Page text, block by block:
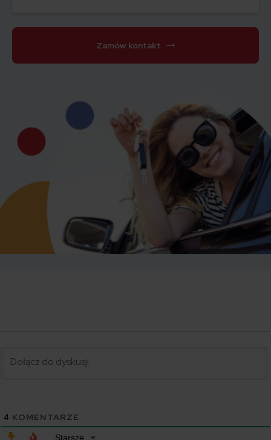
Zamów kontakt
4 KOMENTARZE
Starsze